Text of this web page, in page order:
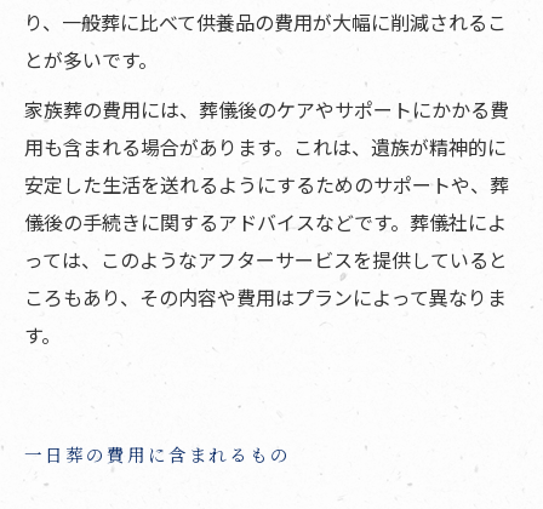
り、一般葬に比べて供養品の費用が大幅に削減されるこ
とが多いです。
家族葬の費用には、葬儀後のケアやサポートにかかる費
用も含まれる場合があります。これは、遺族が精神的に
安定した生活を送れるようにするためのサポートや、葬
儀後の手続きに関するアドバイスなどです。葬儀社によ
っては、このようなアフターサービスを提供していると
ころもあり、その内容や費用はプランによって異なりま
す。
一日葬の費用に含まれるもの